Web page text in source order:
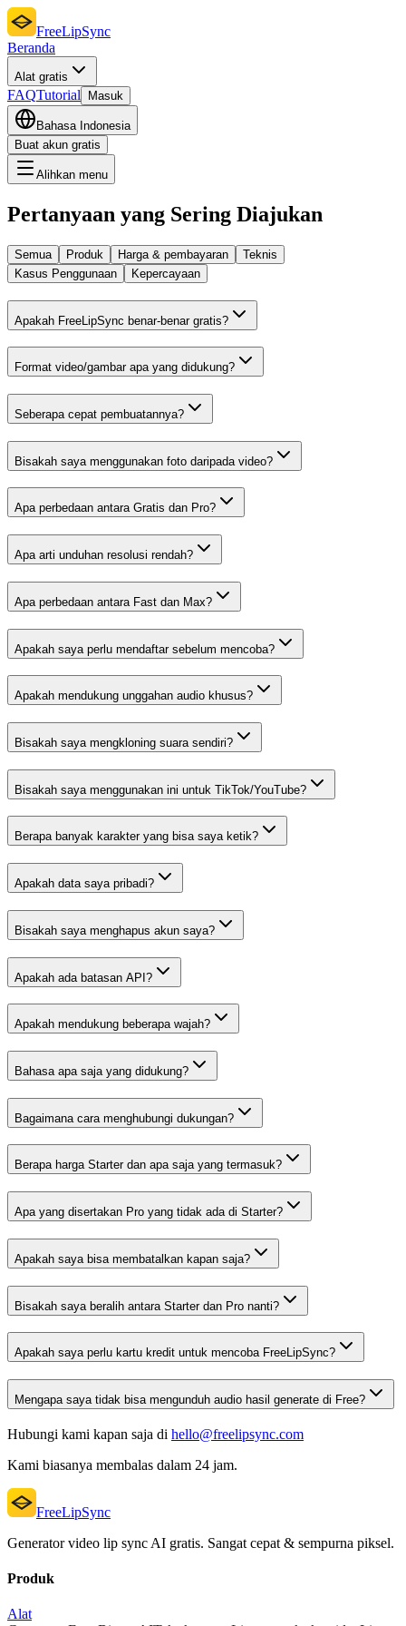
FreeLipSync
Beranda
Alat gratis
FAQTutorial Masuk
Bahasa Indonesia
Buat akun gratis
Alihkan menu
Pertanyaan yang Sering Diajukan
Semua Produk Harga & pembayaran
Teknis
Kasus Penggunaan
Kepercayaan
Apakah FreeLipSync benar-benar gratis?
Format video/gambar apa yang didukung?
Seberapa cepat pembuatannya?
Bisakah saya menggunakan foto daripada video?
Apa perbedaan antara Gratis dan Pro?
Apa arti unduhan resolusi rendah?
Apa perbedaan antara Fast dan Max?
Apakah saya perlu mendaftar sebelum mencoba?
Apakah mendukung unggahan audio khusus?
Bisakah saya mengkloning suara sendiri?
Bisakah saya menggunakan ini untuk TikTok/YouTube?
Berapa banyak karakter yang bisa saya ketik?
Apakah data saya pribadi?
Bisakah saya menghapus akun saya?
Apakah ada batasan API?
Apakah mendukung beberapa wajah?
Bahasa apa saja yang didukung?
Bagaimana cara menghubungi dukungan?
Berapa harga Starter dan apa saja yang termasuk?
Apa yang disertakan Pro yang tidak ada di Starter?
Apakah saya bisa membatalkan kapan saja?
Bisakah saya beralih antara Starter dan Pro nanti?
Apakah saya perlu kartu kredit untuk mencoba FreeLipSync?
Mengapa saya tidak bisa mengunduh audio hasil generate di Free?
Hubungi kami kapan saja di hello@freelipsync.com
Kami biasanya membalas dalam 24 jam.
FreeLipSync
Generator video lip sync AI gratis. Sangat cepat & sempurna piksel.
Produk
Alat